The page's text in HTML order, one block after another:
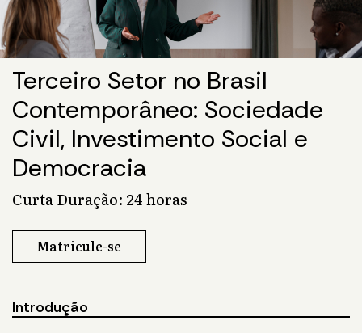
Terceiro Setor no Brasil
Contemporâneo: Sociedade
Civil, Investimento Social e
Democracia
Curta Duração: 24 horas
Matricule-se
Introdução